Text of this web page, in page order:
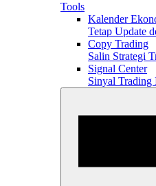
Tools
Kalender
Tetap Update
Copy Trading
Salin Strategi
Signal Center
Sinyal Trading